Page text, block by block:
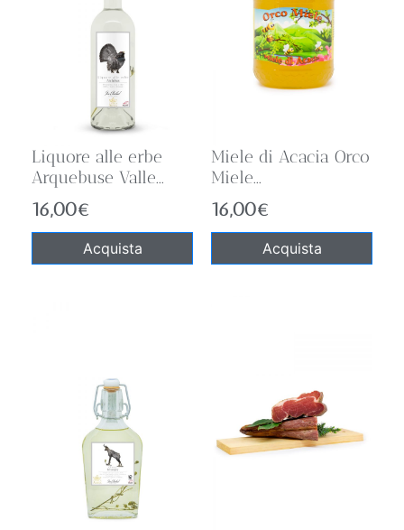
Liquore alle erbe
Arquebuse Valle...
16,00€
Acquista
Miele di Acacia Orco
Miele...
16,00€
Acquista